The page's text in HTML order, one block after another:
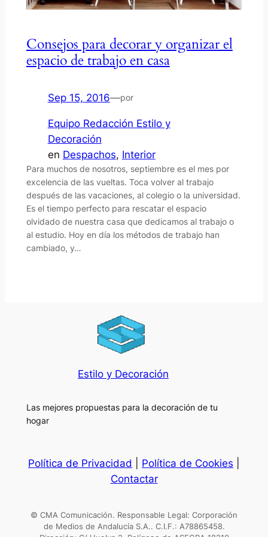
Consejos para decorar y organizar el
espacio de trabajo en casa
Sep 15, 2016—por
Equipo Redacción Estilo y
Decoración
en Despachos, Interior
Para muchos de nosotros, septiembre es el mes por
excelencia de las vueltas. Toca volver al trabajo
después de las vacaciones, al colegio o la universidad.
Es el tiempo perfecto para rescatar el espacio
olvidado de nuestra casa que dedicamos al trabajo o
al estudio. Hoy en día los métodos de trabajo han
cambiado, y…
Estilo y Decoración
Las mejores propuestas para la decoración de tu
hogar
Política de Privacidad Política de Cookies
Contactar
© CMA Comunicación. Responsable Legal: Corporación
de Medios de Andalucía S.A.. C.I.F.: A78865458.